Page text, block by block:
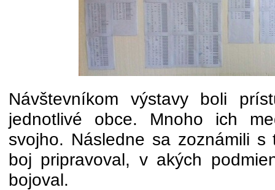
Návštevníkom výstavy boli
jednotlivé obce. Mnoho ich
svojho. Následne sa zoznámili
boj pripravoval, v akých
bojoval.